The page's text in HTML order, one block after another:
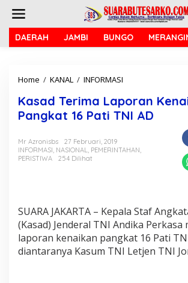
DAERAH JAMBI BUNGO
Home / KANAL / INFORMASI
s
a
d
r
a
p
o
r
a
Kasad Terima Laporan
Pangkat 16 Pati TNI AD
Mr Azronisbs
27 Februari, 2019
INFORMASI, NASIONAL, PEMERINTAHAN,
PERISTIWA
254 Dilihat
SUARA JAKARTA – Kepala Staf
(Kasad) Jenderal TNI Andika Perkasa
laporan kenaikan pangkat 16 Pati
diantaranya Kasum TNI Letjen TNI